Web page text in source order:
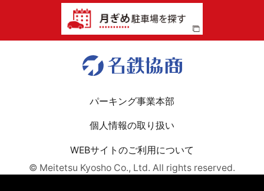
パーキング事業本部
個人情報の取り扱い
WEBサイトのご利用について
© Meitetsu Kyosho Co., Ltd. All rights reserved.